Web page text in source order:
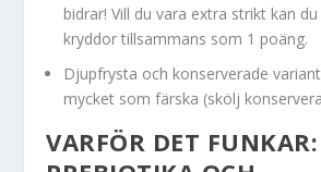
bidrar! Vill du vara extra strikt kan
kryddor tillsammans som 1 poäng.
Djupfrysta och konserverade
mycket som färska (skölj
VARFÖR DET